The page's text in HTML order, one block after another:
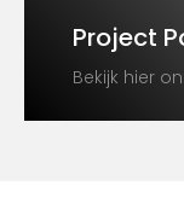
Project
Bekijk hier